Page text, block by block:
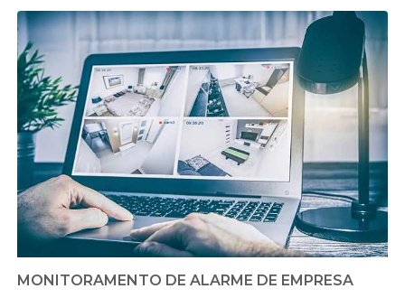
MONITORAMENTO DE ALARME DE EMPRESA